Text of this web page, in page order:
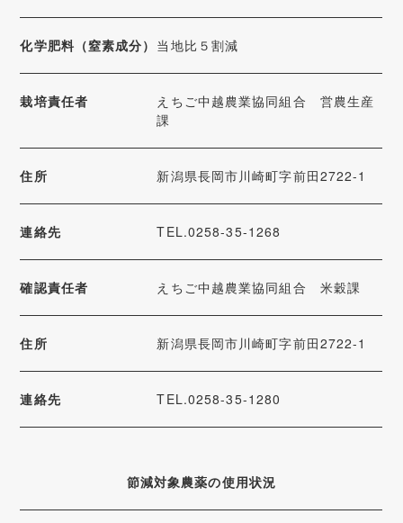
化学肥料（窒素成分） 当地比５割減
栽培責任者
えちご中越農業協同組合 営農生産
課
住所 新潟県長岡市川崎町字前田2722-1
連絡先 TEL.0258-35-1268
確認責任者 えちご中越農業協同組合 米穀課
住所 新潟県長岡市川崎町字前田2722-1
連絡先 TEL.0258-35-1280
節減対象農薬の使用状況